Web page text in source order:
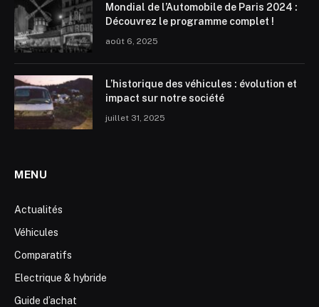
Mondial de l’Automobile de Paris 2024 :
Découvrez le programme complet !
août 6, 2025
L’historique des véhicules : évolution et
impact sur notre société
juillet 31, 2025
MENU
Actualités
Véhicules
Comparatifs
Electrique & hybride
Guide d’achat